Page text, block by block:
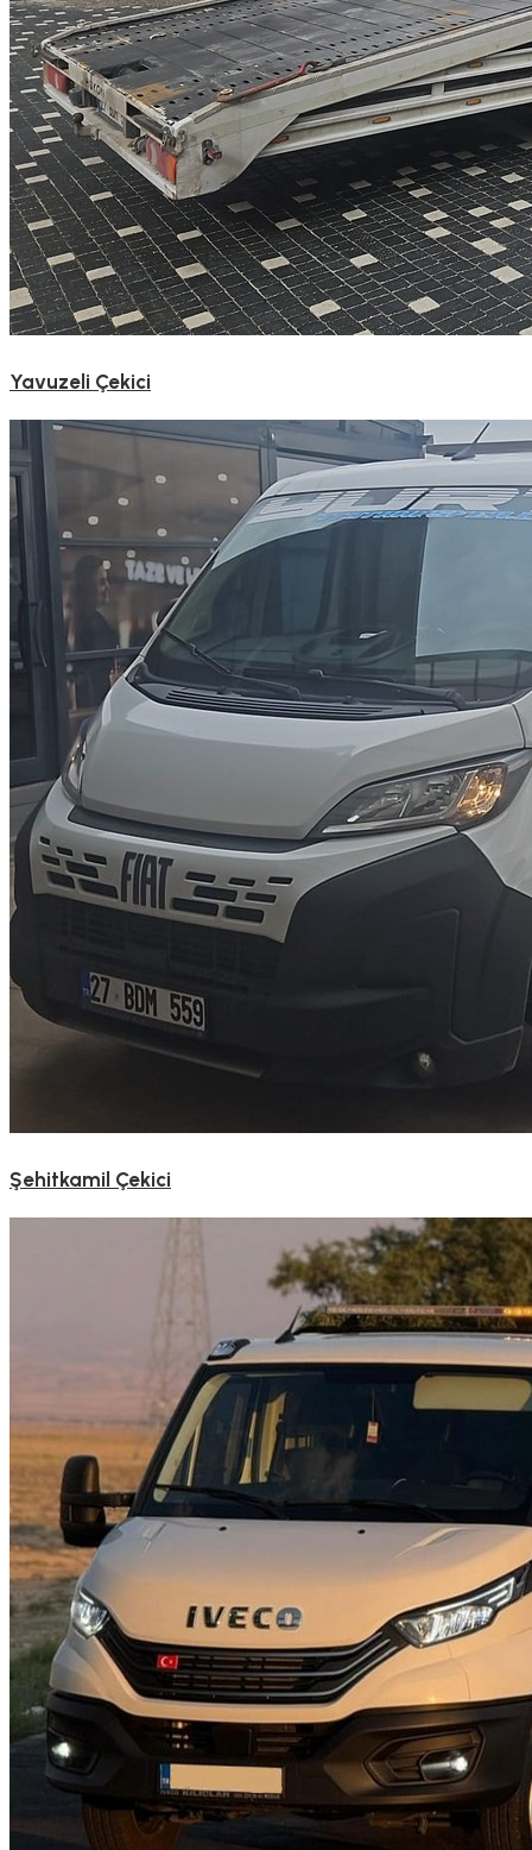
Yavuzeli Çekici
Şehitkamil Çekici